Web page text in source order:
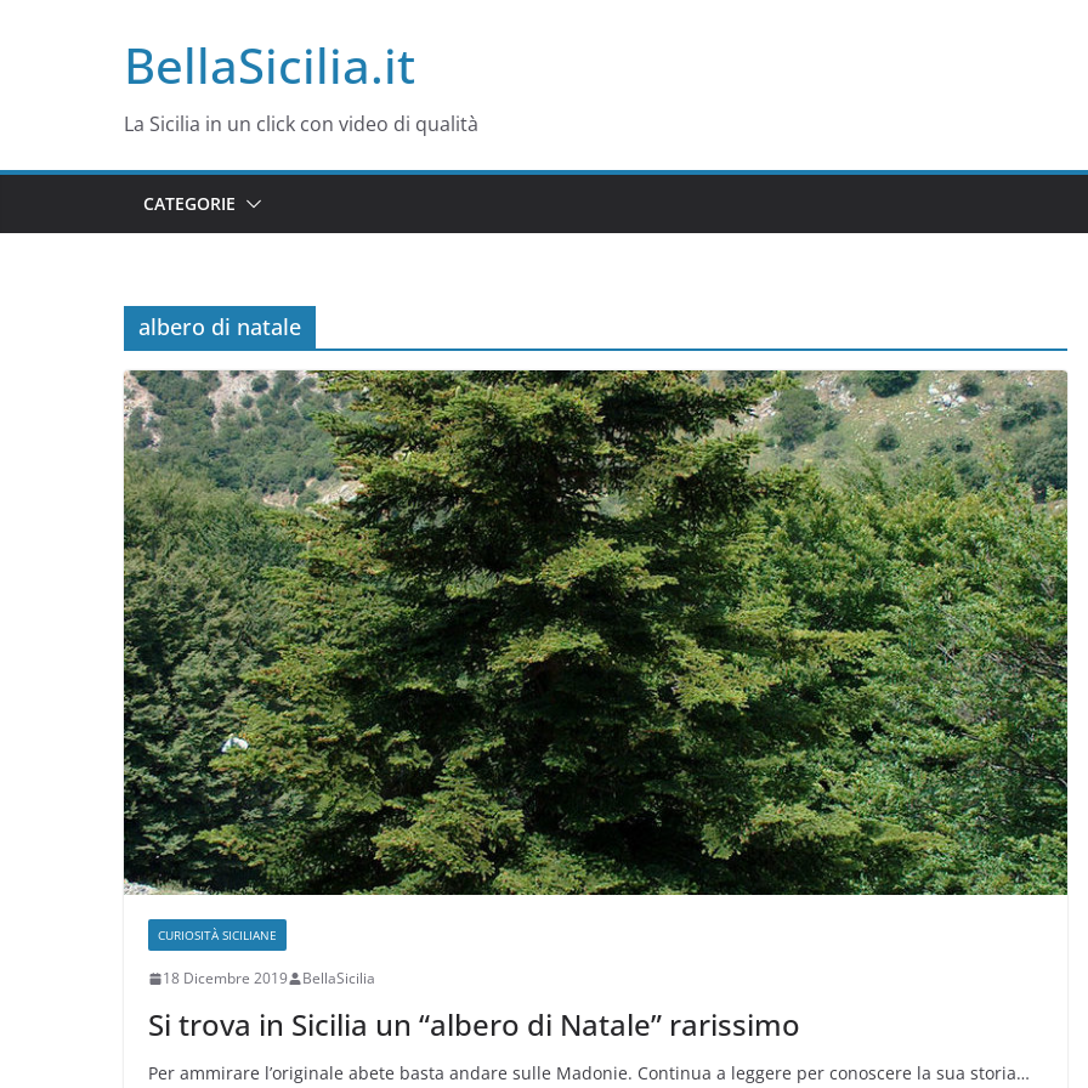
BellaSicilia.it
La Sicilia in un click con video di qualità
CATEGORIE
albero di natale
CURIOSITÀ SICILIANE
18 Dicembre 2019 BellaSicilia
Si trova in Sicilia un “albero di Natale” rarissimo
Per ammirare l’originale abete basta andare sulle Madonie. Continua a leggere per conoscere la sua storia…